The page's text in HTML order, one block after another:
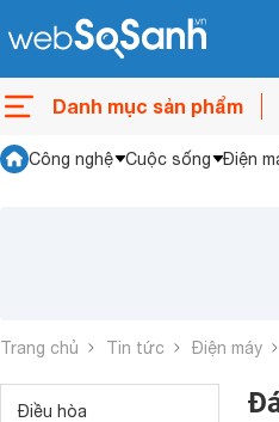
Danh mục sản phẩm
Công nghệ Cuộc sống Điện
Trang chủ Tin tức Điện máy
Điều hòa